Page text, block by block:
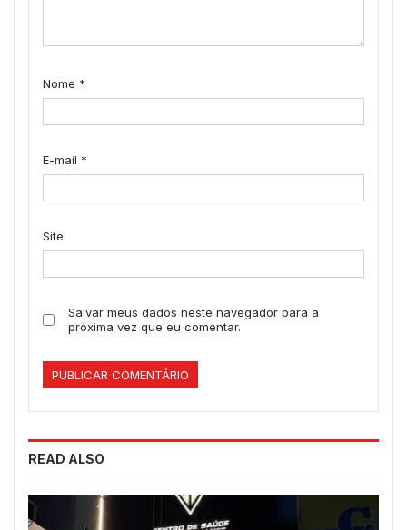
Nome *
E-mail *
Site
Salvar meus dados neste navegador para a
próxima vez que eu comentar.
READ ALSO